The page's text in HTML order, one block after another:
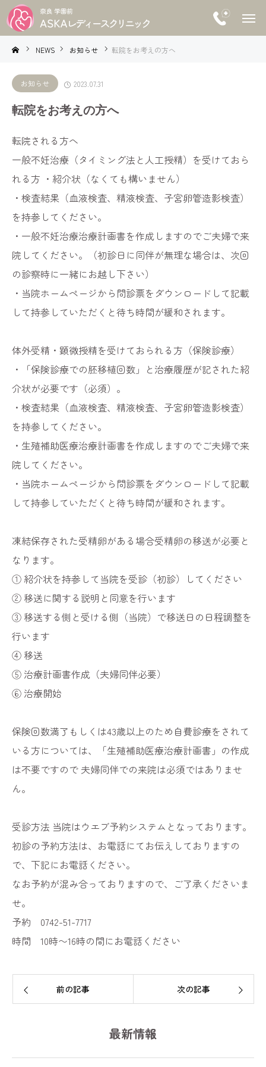
NEWS お知らせ 転院をお考えの方へ
お知らせ 2023.07.31
転院をお考えの方へ
転院される方へ
一般不妊治療（タイミング法と人工授精）を受けておら
れる方 ・紹介状（なくても構いません）
・検査結果（血液検査、精液検査、子宮卵管造影検査）
を持参してください。
・一般不妊治療治療計画書を作成しますのでご夫婦で来
院してください。（初診日に同伴が無理な場合は、次回
の診察時に一緒にお越し下さい）
・当院ホームページから問診票をダウンロードして記載
して持参していただくと待ち時間が緩和されます。
体外受精・顕微授精を受けておられる方（保険診療）
・「保険診療での胚移植回数」と治療履歴が記された紹
介状が必要です（必須）。
・検査結果（血液検査、精液検査、子宮卵管造影検査）
を持参してください。
・生殖補助医療治療計画書を作成しますのでご夫婦で来
院してください。
・当院ホームページから問診票をダウンロードして記載
して持参していただくと待ち時間が緩和されます。
凍結保存された受精卵がある場合受精卵の移送が必要と
なります。
① 紹介状を持参して当院を受診（初診）してください
② 移送に関する説明と同意を行います
③ 移送する側と受ける側（当院）で移送日の日程調整を
行います
④ 移送
⑤ 治療計画書作成（夫婦同伴必要）
⑥ 治療開始
保険回数満了もしくは43歳以上のため自費診療をされて
いる方については、「生殖補助医療治療計画書」の作成
は不要ですので 夫婦同伴での来院は必須ではありませ
ん。
受診方法 当院はウエブ予約システムとなっております。
初診の予約方法は、お電話にてお伝えしておりますの
で、下記にお電話ください。
なお予約が混み合っておりますので、ご了承くださいま
せ。
予約 0742-51-7717
時間 10時〜16時の間にお電話ください
前の記事 次の記事
最新情報